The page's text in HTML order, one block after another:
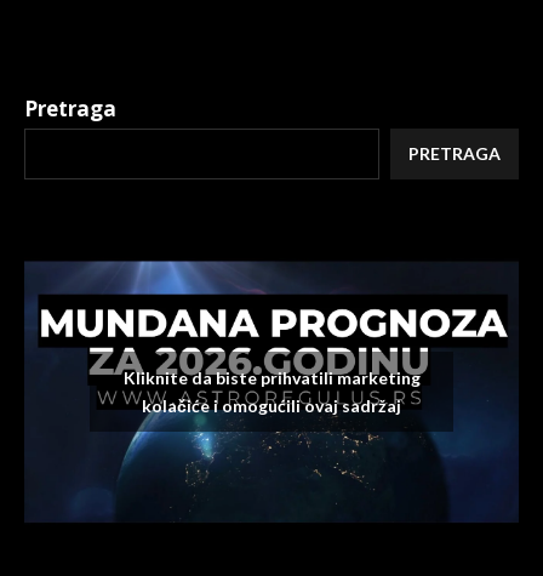
Pretraga
PRETRAGA
Kliknite da biste prihvatili marketing
kolačiće i omogućili ovaj sadržaj